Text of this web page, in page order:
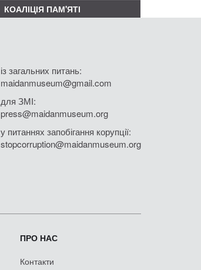
КОАЛІЦІЯ ПАМ'ЯТІ
із загальних питань:
maidanmuseum@gmail.com
для ЗМІ:
press@maidanmuseum.org
у питаннях запобігання корупції:
stopcorruption@maidanmuseum.org
ПРО НАС
Контакти